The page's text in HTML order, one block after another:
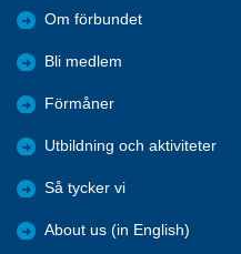
Om förbundet
Bli medlem
Förmåner
Utbildning och aktiviteter
Så tycker vi
About us (in English)